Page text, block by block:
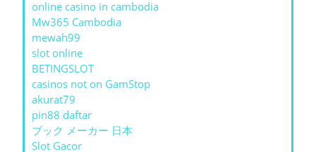
online casino in cambodia
Mw365 Cambodia
mewah99
slot online
BETINGSLOT
casinos not on GamStop
akurat79
pin88 daftar
ブック メーカー 日本
Slot Gacor